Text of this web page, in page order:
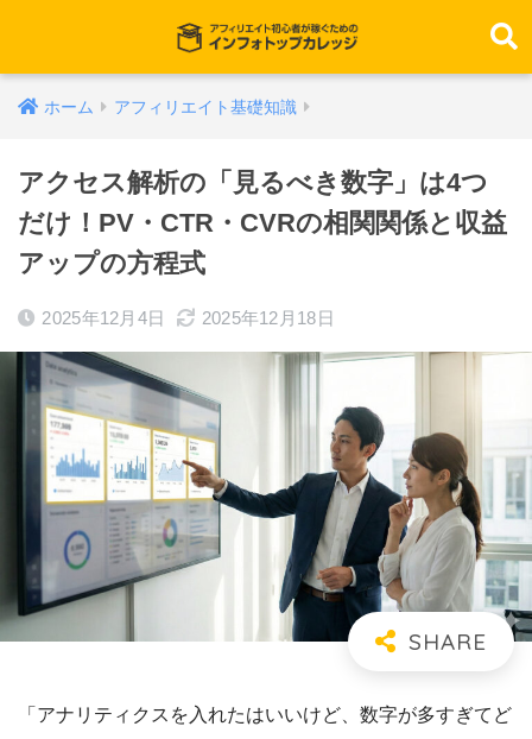
ホーム アフィリエイト基礎知識
アクセス解析の「見るべき数字」は4つ
だけ！PV・CTR・CVRの相関関係と収益
アップの方程式
2025年12月4日 2025年12月18日
「アナリティクスを入れたはいいけど、数字が多すぎてど